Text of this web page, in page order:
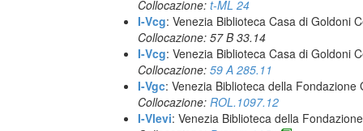
Collocazione: t-ML 24
I-Vcg: Venezia Biblioteca Casa di Goldoni
Collocazione: 57 B 33.14
I-Vcg: Venezia Biblioteca Casa di Goldoni
Collocazione: 59 A 285.11
I-Vgc: Venezia Biblioteca della Fondazione
Collocazione: ROL.1097.12
I-Vlevi: Venezia Biblioteca della